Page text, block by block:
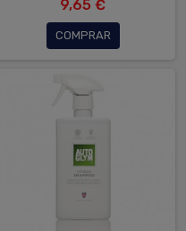
9,65 €
COMPRAR